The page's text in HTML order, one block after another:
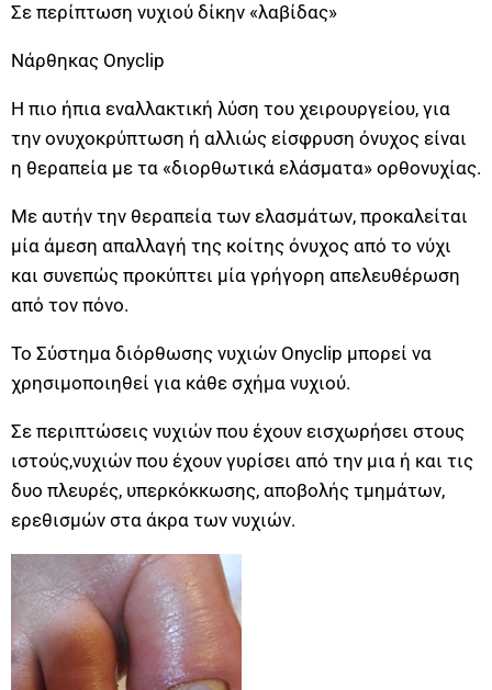
Σε περίπτωση νυχιού δίκην «λαβίδας»
Νάρθηκας Onyclip
Η πιο ήπια εναλλακτική λύση του χειρουργείου, για
την ονυχοκρύπτωση ή αλλιώς είσφρυση όνυχος είναι
η θεραπεία με τα «διορθωτικά ελάσματα» ορθονυχίας.
Με αυτήν την θεραπεία των ελασμάτων, προκαλείται
μία άμεση απαλλαγή της κοίτης όνυχος από το νύχι
και συνεπώς προκύπτει μία γρήγορη απελευθέρωση
από τον πόνο.
To Σύστημα διόρθωσης νυχιών Onyclip μπορεί να
χρησιμοποιηθεί για κάθε σχήμα νυχιού.
Σε περιπτώσεις νυχιών που έχουν εισχωρήσει στους
ιστούς,νυχιών που έχουν γυρίσει από την μια ή και τις
δυο πλευρές, υπερκόκκωσης, αποβολής τμημάτων,
ερεθισμών στα άκρα των νυχιών.